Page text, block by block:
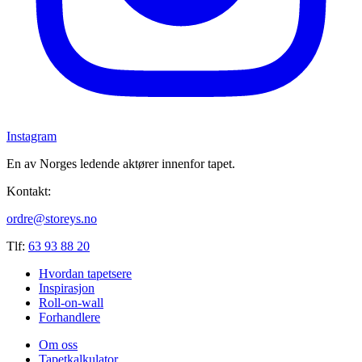
Instagram
En av Norges ledende aktører innenfor tapet.
Kontakt:
ordre@storeys.no
Tlf: 63 93 88 20
Hvordan tapetsere
Inspirasjon
Roll-on-wall
Forhandlere
Om oss